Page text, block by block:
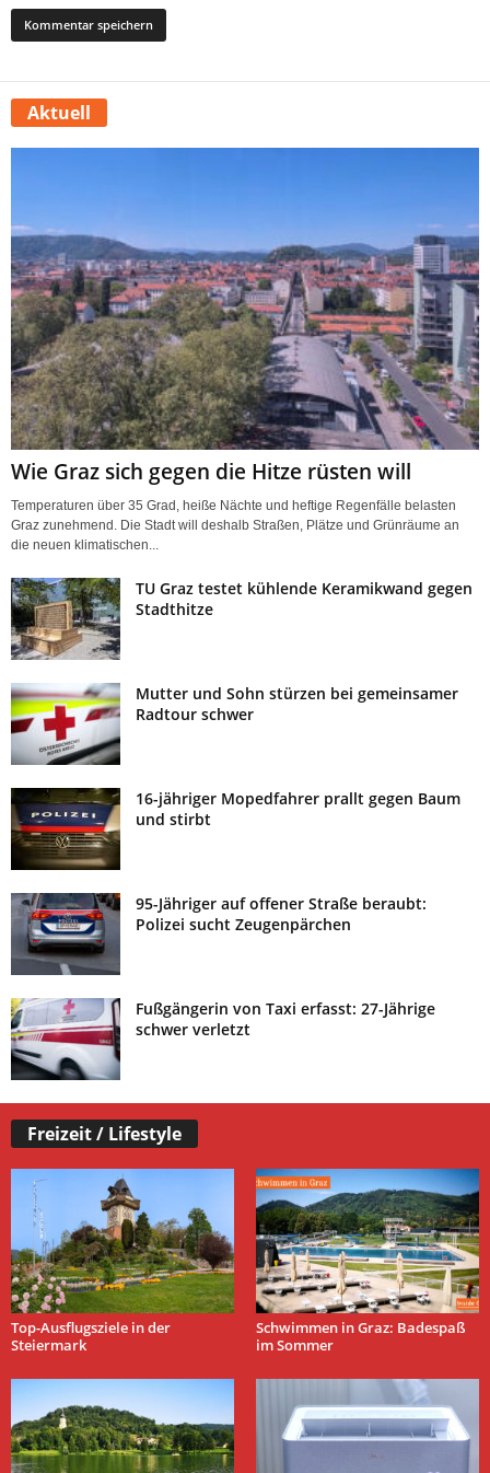
Aktuell
Wie Graz sich gegen die Hitze rüsten will
Temperaturen über 35 Grad, heiße Nächte und heftige Regenfälle belasten
Graz zunehmend. Die Stadt will deshalb Straßen, Plätze und Grünräume an
die neuen klimatischen...
TU Graz testet kühlende Keramikwand gegen
Stadthitze
Mutter und Sohn stürzen bei gemeinsamer
Radtour schwer
16-jähriger Mopedfahrer prallt gegen Baum
und stirbt
95-Jähriger auf offener Straße beraubt:
Polizei sucht Zeugenpärchen
Fußgängerin von Taxi erfasst: 27-Jährige
schwer verletzt
Freizeit / Lifestyle
Top-Ausflugsziele in der
Steiermark
Schwimmen in Graz: Badespaß
im Sommer